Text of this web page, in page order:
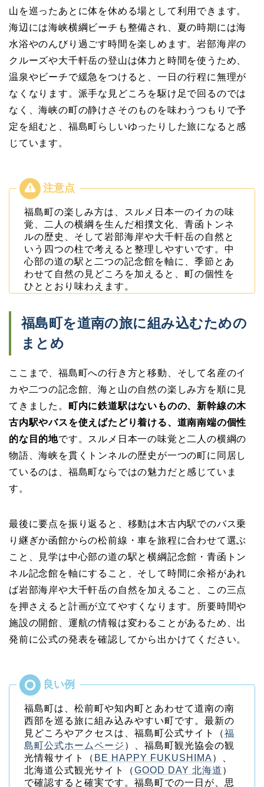
山を巡ったあとに体を休める場として利用できます。
海辺には海峡横綱ビーチも整備され、夏の時期には海
水浴やのんびり過ごす時間を楽しめます。岩部海岸の
クルーズや大千軒岳の登山は体力と時間を使うため、
温泉やビーチで緩急をつけると、一日の行程に無理が
なくなります。派手な見どころを駆け足で回るのでは
なく、海峡の町の静けさそのものを味わうつもりで予
定を組むと、福島町らしいゆったりした旅になると感
じています。
福島町の楽しみ方は、スルメ日本一のイカの味
覚、二人の横綱を生んだ相撲文化、青函トンネ
ルの歴史、そして岩部海岸や大千軒岳の自然と
いう四つの柱で考えると整理しやすいです。中
心部の道の駅と二つの記念館を軸に、季節とあ
わせて自然の見どころを加えると、町の個性を
ひととおり味わえます。
福島町を道南の旅に組み込むための
まとめ
ここまで、福島町への行き方と移動、そして名産のイ
カや二つの記念館、海と山の自然の楽しみ方を順に見
てきました。 町内に鉄道駅はないものの、新幹線の木
古内駅やバスを使えばたどり着ける、道南南端の個性
的な目的地です。スルメ日本一の味覚と二人の横綱の
物語、海峡を貫くトンネルの歴史が一つの町に同居し
ているのは、福島町ならではの魅力だと感じていま
す。
最後に要点を振り返ると、移動は木古内駅でのバス乗
り継ぎか函館からの松前線・車を旅程に合わせて選ぶ
こと、見学は中心部の道の駅と横綱記念館・青函トン
ネル記念館を軸にすること、そして時間に余裕があれ
ば岩部海岸や大千軒岳の自然を加えること、この三点
を押さえると計画が立てやすくなります。所要時間や
施設の開館、運航の情報は変わることがあるため、出
発前に公式の発表を確認してから出かけてください。
福島町は、松前町や知内町とあわせて道南の南
西部を巡る旅に組み込みやすい町です。最新の
見どころやアクセスは、福島町公式サイト（福
島町公式ホームページ ）、福島町観光協会の観
光情報サイト（ BE HAPPY FUKUSHIMA ）、
北海道公式観光サイト（GOOD DAY 北海道 ）
で確認すると確実です。福島町での一日が、思